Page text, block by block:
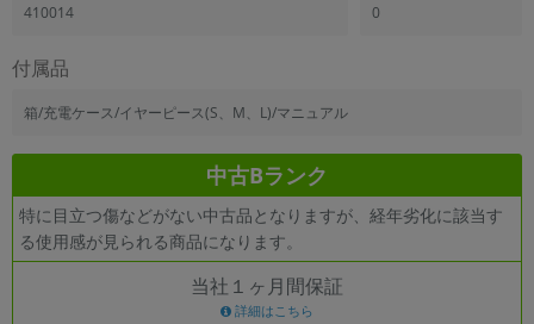
410014 0
付属品
箱/充電ケース/イヤーピース(S、M、L)/マニュアル
中古Bランク
特に目立つ傷などがない中古品となりますが、経年劣化に該当す
る使用感が見られる商品になります。
当社１ヶ月間保証
詳細はこちら
製造、販売メーカーの絞り込み
機能・特徴
商品の搭載機能による絞り込み
「5G対応」「防水」「ワンセグ」など
ランク
商品状態の絞り込み